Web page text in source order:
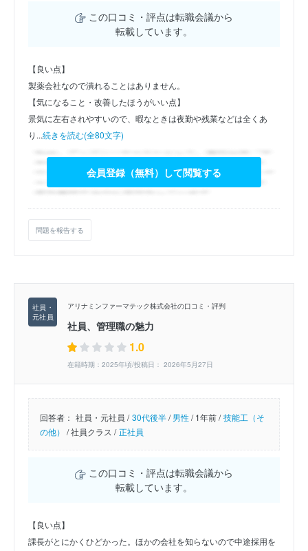
この口コミ・評点は転職会議から
転載しています。
【良い点】
製薬会社なので潰れることはありません。
【気になること・改善したほうがいい点】
景気に左右されやすいので、暇なときは夜勤や残業などは全くあ
り...続きを読む(全80文字)
会員登録（無料）して閲覧する
問題を報告する
アリナミンファーマテック株式会社の口コミ・評判
社員、管理職の魅力
1.0
在籍時期：2025年頃/投稿日： 2026年5月27日
回答者： 社員・元社員 / 30代後半/男性/1年前 / 技能工（そ
の他） /社員クラス / 正社員
この口コミ・評点は転職会議から
転載しています。
【良い点】
課長がとにかくひどかった。ほかの会社を知らないので中途採用を